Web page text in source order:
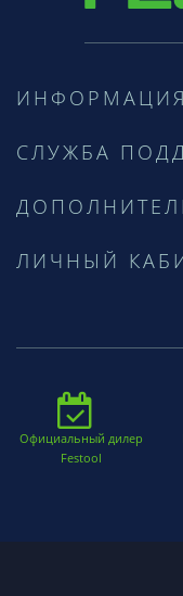
ИНФОРМАЦИЯ
СЛУЖБА
ЛИЧНЫЙ
Официальный дилер
Festool